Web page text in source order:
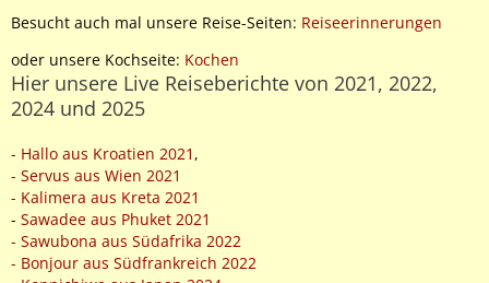
Besucht auch mal unsere Reise-Seiten: Reiseerinnerungen
oder unsere Kochseite: Kochen
Hier unsere Live Reiseberichte von 2021, 2022,
2024 und 2025
- Hallo aus Kroatien 2021 ,
- Servus aus Wien 2021
- Kalimera aus Kreta 2021
- Sawadee aus Phuket 2021
- Sawubona aus Südafrika 2022
- Bonjour aus Südfrankreich 2022